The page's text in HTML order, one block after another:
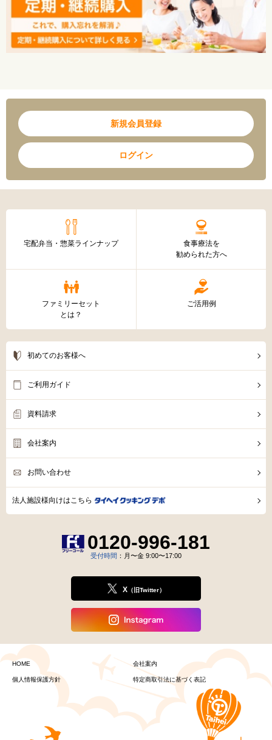
新規会員登録
ログイン
宅配弁当・惣菜ラインナップ
食事療法を
勧められた方へ
ファミリーセット
とは？
ご活用例
初めてのお客様へ
ご利用ガイド
資料請求
会社案内
お問い合わせ
法人施設様向けはこちら
0120-996-181
受付時間 ：月〜金 9:00〜17:00
X （旧Twitter）
HOME 会社案内
個人情報保護方針 特定商取引法に基づく表記